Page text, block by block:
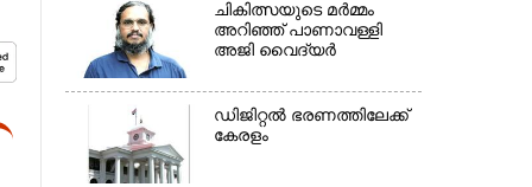
ചികിത്സയുടെ മർമ്മം
അറിഞ്ഞ് പാണാവള്ളി
അജി വൈദ്യർ
ഡിജിറ്റൽ ഭരണത്തിലേക്ക്
കേരളം